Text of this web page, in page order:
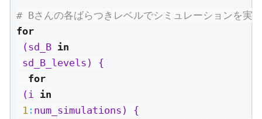
# Bさんの各ばらつきレベルでシミュレーションを実行
for
(sd_B in
sd_B_levels) {
for
(i in
1 : num_simulations) {